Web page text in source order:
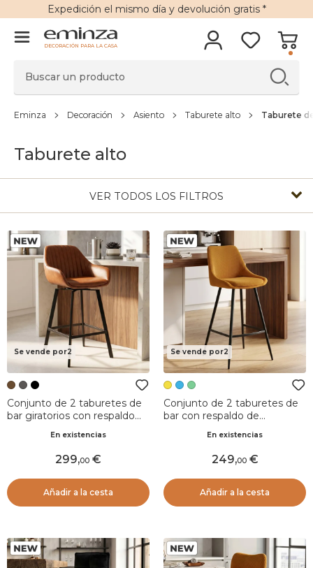
Expedición el mismo día y devolución gratis*
DECORACIÓN PARA LA CASA
Eminza Decoración Asiento Taburete alto Taburete
Taburete alto
VER TODOS LOS FILTROS
Se vende por2
Conjunto de 2 taburetes de
bar giratorios con respaldo
En existencias
299,00
Añadir a la cesta
Se vende por2
Conjunto de 2 taburetes de
bar con respaldo de
(Asiento 75cm) Juno Amarillo
En existencias
249,00
Añadir a la cesta